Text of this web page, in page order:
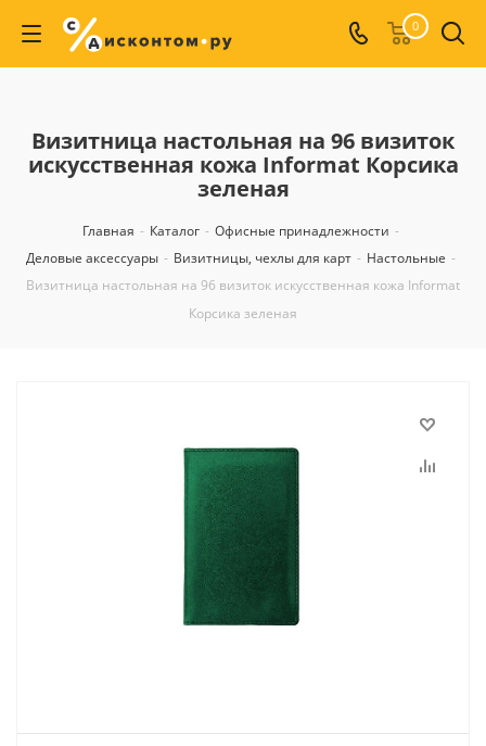
0
Визитница настольная на 96 визиток
искусственная кожа Informat Корсика
зеленая
Главная - Каталог - Офисные принадлежности -
Деловые аксессуары - Визитницы, чехлы для карт - Настольные -
Визитница настольная на 96 визиток искусственная кожа Informat
Корсика зеленая